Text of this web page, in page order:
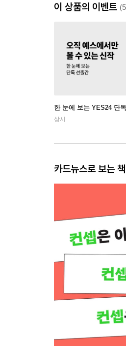
이 상품의 이벤트
한 눈에 보는 YES24 단
상시
카드뉴스로 보는 책